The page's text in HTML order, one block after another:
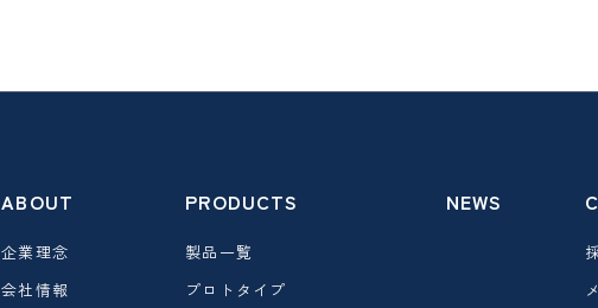
ABOUT
企業理念
会社情報
PRODUCTS
製品一覧
プロトタイプ
NEWS